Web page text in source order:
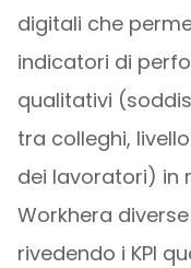
digitali che
indicatori di
qualitativi
tra colleghi,
dei lavoratori) in
Workhera
rivedendo i KPI